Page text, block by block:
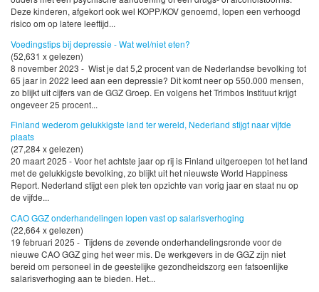
Deze kinderen, afgekort ook wel KOPP/KOV genoemd, lopen een verhoogd
risico om op latere leeftijd...
Voedingstips bij depressie - Wat wel/niet eten?
(52,631 x gelezen)
8 november 2023 - Wist je dat 5,2 procent van de Nederlandse bevolking tot
65 jaar in 2022 leed aan een depressie? Dit komt neer op 550.000 mensen,
zo blijkt uit cijfers van de GGZ Groep. En volgens het Trimbos Instituut krijgt
ongeveer 25 procent...
Finland wederom gelukkigste land ter wereld, Nederland stijgt naar vijfde
plaats
(27,284 x gelezen)
20 maart 2025 - Voor het achtste jaar op rij is Finland uitgeroepen tot het land
met de gelukkigste bevolking, zo blijkt uit het nieuwste World Happiness
Report. Nederland stijgt een plek ten opzichte van vorig jaar en staat nu op
de vijfde...
CAO GGZ onderhandelingen lopen vast op salarisverhoging
(22,664 x gelezen)
19 februari 2025 - Tijdens de zevende onderhandelingsronde voor de
nieuwe CAO GGZ ging het weer mis. De werkgevers in de GGZ zijn niet
bereid om personeel in de geestelijke gezondheidszorg een fatsoenlijke
salarisverhoging aan te bieden. Het...